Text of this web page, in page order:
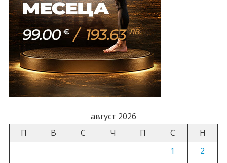
август 2026
П
В С Ч П С
Н
1
2